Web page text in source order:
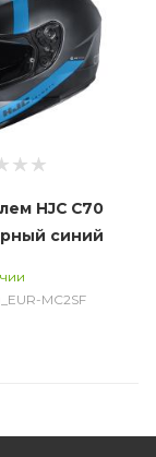
HJC C70
синий
MC2SF